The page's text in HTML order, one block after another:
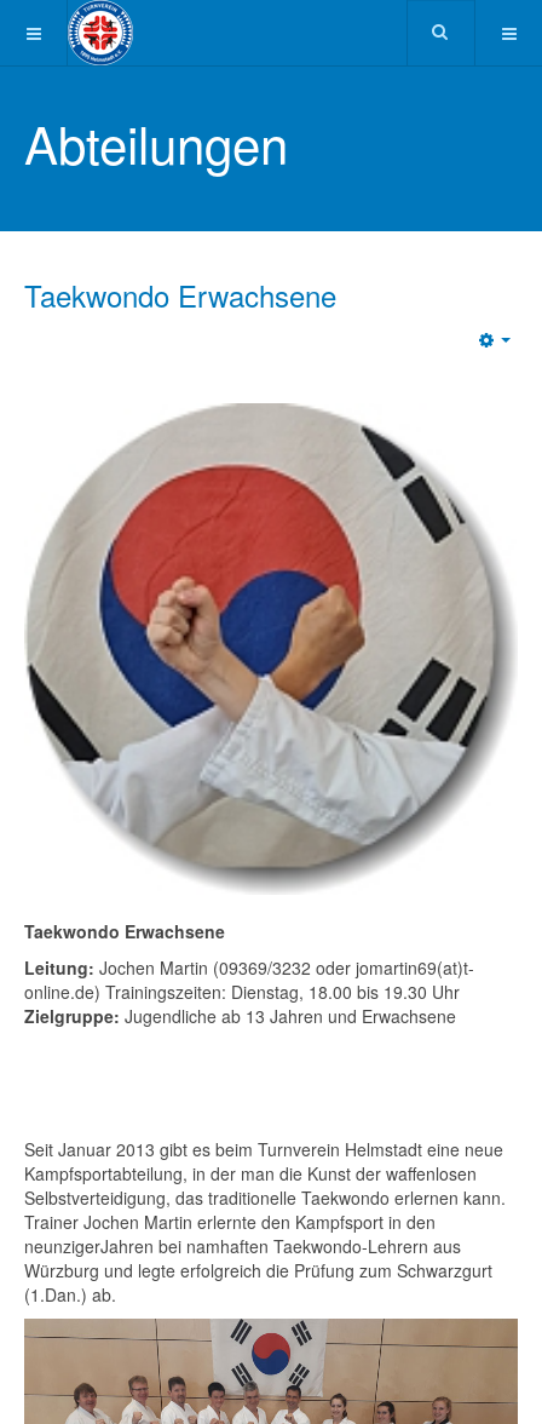
Abteilungen
Taekwondo Erwachsene
Taekwondo Erwachsene
Leitung: Jochen Martin (09369/3232 oder jomartin69(at)t-
online.de) Trainingszeiten: Dienstag, 18.00 bis 19.30 Uhr
Zielgruppe: Jugendliche ab 13 Jahren und Erwachsene
Seit Januar 2013 gibt es beim Turnverein Helmstadt eine neue
Kampfsportabteilung, in der man die Kunst der waffenlosen
Selbstverteidigung, das traditionelle Taekwondo erlernen kann.
Trainer Jochen Martin erlernte den Kampfsport in den
neunzigerJahren bei namhaften Taekwondo-Lehrern aus
Würzburg und legte erfolgreich die Prüfung zum Schwarzgurt
(1.Dan.) ab.